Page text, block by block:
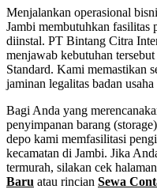
Menjalankan operasional
Jambi membutuhkan fasilitas
diinstal. PT Bintang Citra
menjawab kebutuhan
Standard. Kami memastikan
jaminan legalitas badan
Bagi Anda yang
penyimpanan barang
depo kami memfasilitasi
kecamatan di Jambi. Jika
termurah, silakan cek
Baru atau rincian Sewa